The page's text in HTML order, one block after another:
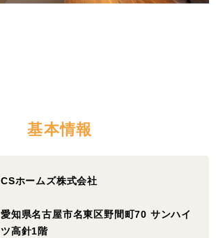
基本情報
CSホームズ株式会社
愛知県名古屋市名東区野間町70 サンハイ
ツ高針1階